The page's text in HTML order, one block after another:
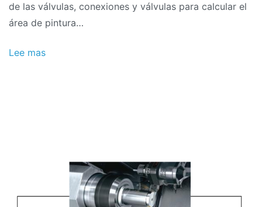
de las válvulas, conexiones y válvulas para calcular el
área de pintura…
Lee mas